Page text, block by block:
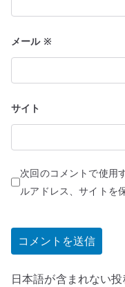
メール ※
サイト
次回のコメントで使用
ルアドレス、サイトを
日本語が含まれない